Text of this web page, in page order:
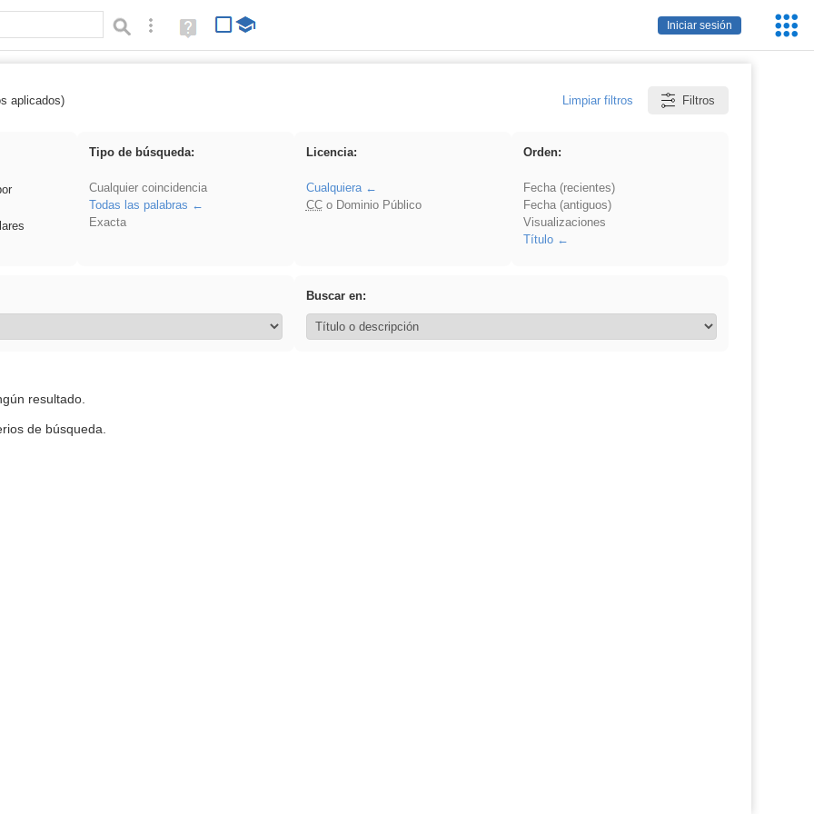
Iniciar sesión
Búsqueda avanzada
Ayuda
(en
aplicados) Limpiar filtros Filtros
Tipo de búsqueda:
Cualquier coincidencia
Todas las palabras
Exacta
Licencia:
Cualquiera
CCo Dominio Público
Orden:
Fecha (recientes)
Fecha (antiguos)
Visualizaciones
Título
Buscar en:
resultado.
de búsqueda.